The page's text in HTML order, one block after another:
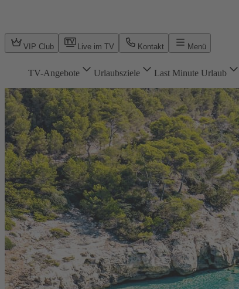
VIP Club Live im TV Kontakt Menü
TV-Angebote Urlaubsziele Last Minute Urlaub